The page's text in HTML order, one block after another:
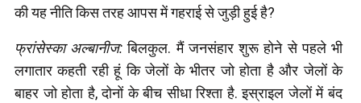
की यह नीति किस तरह आपस में गहराई से जुड़ी हुई है?
फ्रांसेस्का अल्बानीज:बिलकुल. मैं जनसंहार शुरू होने से पहले भी
लगातार कहती रही हूं कि जेलों के भीतर जो होता है और जेलों के
बाहर जो होता है, दोनों के बीच सीधा रिश्ता है. इस्राइल जेलों में बंद